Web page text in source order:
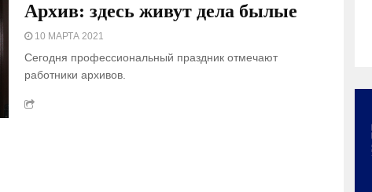
Архив: здесь живут дела былые
10 МАРТА 2021
Сегодня профессиональный праздник отмечают
работники архивов.